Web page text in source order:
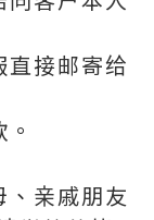
接邮寄给
亲戚朋友